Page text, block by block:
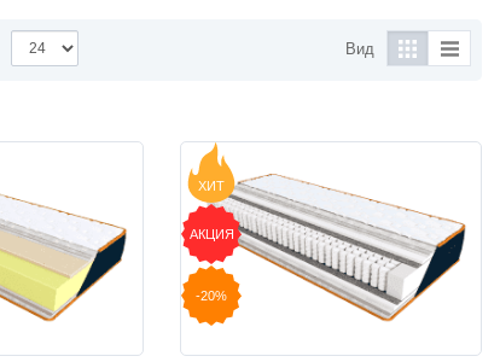
Вид
ХИТ
АКЦИЯ
-20%